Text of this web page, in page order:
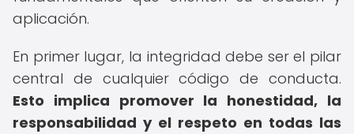
aplicación.
En primer lugar, la integridad debe ser el pilar
central de cualquier código de conducta.
Esto implica promover la honestidad, la
responsabilidad y el respeto en todas las